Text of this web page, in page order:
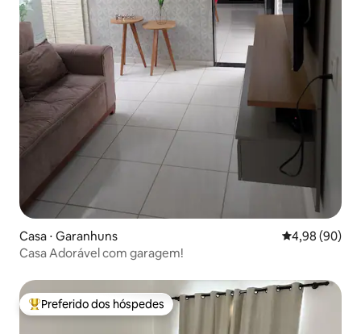
Casa ⋅ Garanhuns 4,98 de uma
4,98 (90)
Casa Adorável com garagem!
Entre os melhores preferidos dos hóspedes
Preferido dos hóspedes